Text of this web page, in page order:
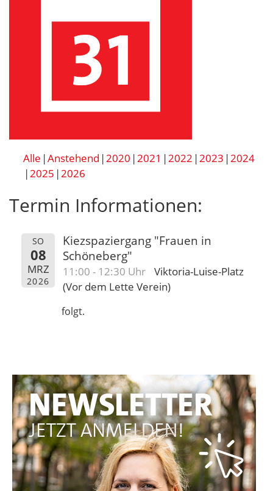
Alle Anstehend 2020 2021 2022 2023 2024
2025 2026
Termin Informationen:
SO
08
MRZ
2026
Kiezspaziergang "Frauen in
Schöneberg"
11:00 - 12:30 Uhr
Viktoria-Luise-Platz
(Vor dem Lette Verein)
folgt.